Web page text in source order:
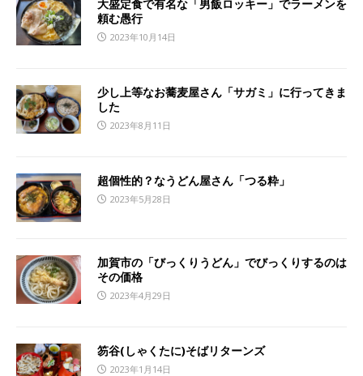
大盛定食で有名な「男飯ロッキー」でラーメンを
頼む愚行
2023年10月14日
少し上等なお蕎麦屋さん「サガミ」に行ってきま
した
2023年8月11日
超個性的？なうどん屋さん「つる粋」
2023年5月28日
加賀市の「びっくりうどん」でびっくりするのは
その価格
2023年4月29日
笏谷(しゃくたに)そばリターンズ
2023年1月14日